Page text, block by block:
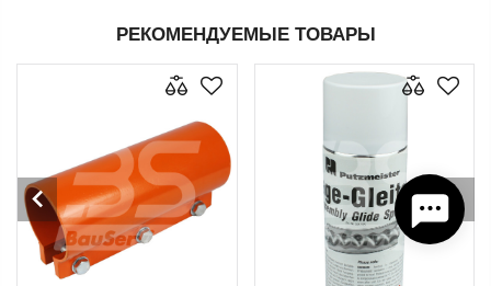
РЕКОМЕНДУЕМЫЕ ТОВАРЫ